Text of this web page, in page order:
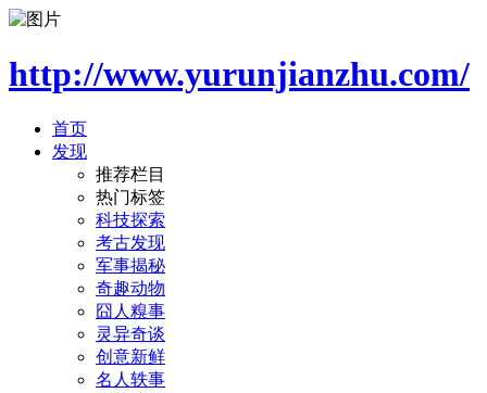
http://www.yurunjianzhu.com/
首页
发现
推荐栏目
热门标签
科技探索
考古发现
军事揭秘
奇趣动物
囧人糗事
灵异奇谈
创意新鲜
名人轶事